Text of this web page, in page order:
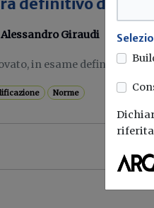
definitivo dal
Alessandro Giraudi
in esame definitivo, il
Norme
riferita